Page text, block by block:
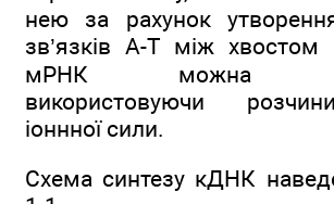
нею за рахунок
зв’язків А-Т між хвостом
мРНК можна
використовуючи
іоннної сили.
Схема синтезу кДНК